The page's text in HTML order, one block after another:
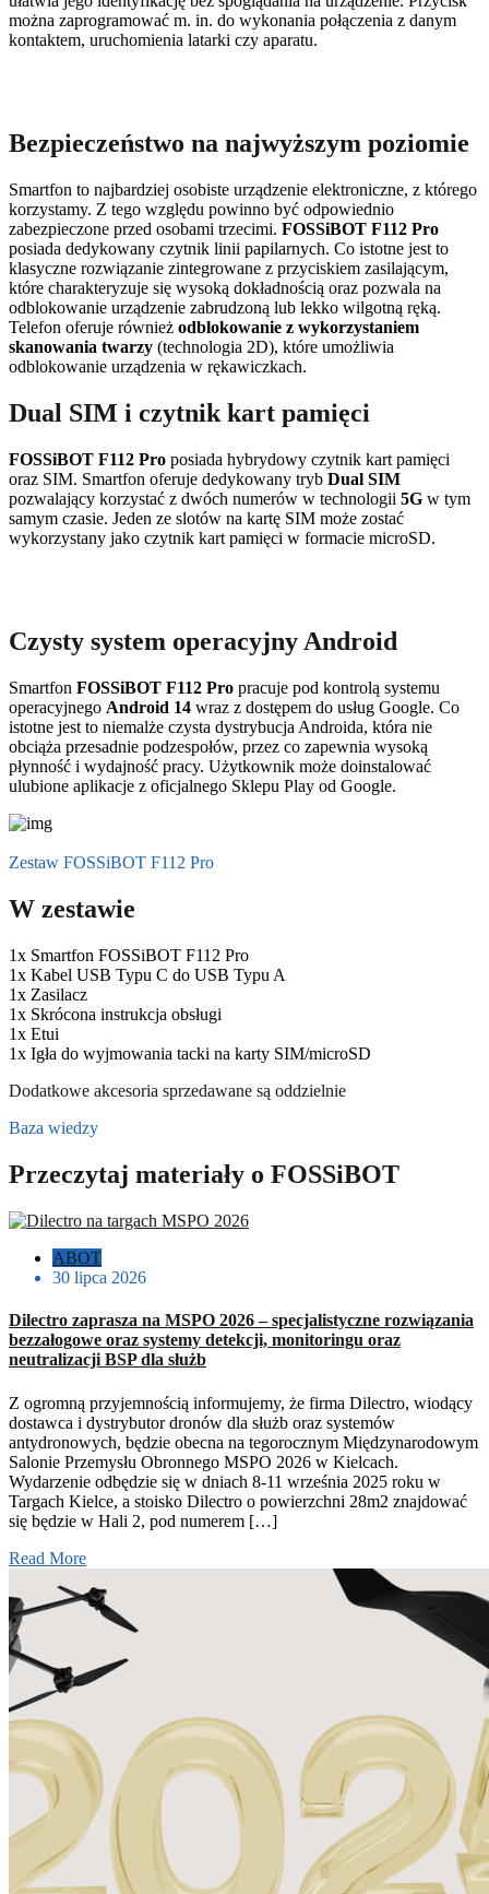
można zaprogramować m. in. do wykonania połączenia z danym
kontaktem, uruchomienia latarki czy aparatu.
Bezpieczeństwo na najwyższym poziomie
Smartfon to najbardziej osobiste urządzenie elektroniczne, z którego
korzystamy. Z tego względu powinno być odpowiednio
zabezpieczone przed osobami trzecimi. FOSSiBOT F112 Pro
posiada dedykowany czytnik linii papilarnych. Co istotne jest to
klasyczne rozwiązanie zintegrowane z przyciskiem zasilającym,
które charakteryzuje się wysoką dokładnością oraz pozwala na
odblokowanie urządzenie zabrudzoną lub lekko wilgotną ręką.
Telefon oferuje również odblokowanie z wykorzystaniem
skanowania twarzy (technologia 2D), które umożliwia
odblokowanie urządzenia w rękawiczkach.
Dual SIM i czytnik kart pamięci
FOSSiBOT F112 Pro posiada hybrydowy czytnik kart pamięci
oraz SIM. Smartfon oferuje dedykowany tryb Dual SIM
pozwalający korzystać z dwóch numerów w technologii 5G w tym
samym czasie. Jeden ze slotów na kartę SIM może zostać
wykorzystany jako czytnik kart pamięci w formacie microSD.
Czysty system operacyjny Android
Smartfon FOSSiBOT F112 Pro pracuje pod kontrolą systemu
operacyjnego Android 14 wraz z dostępem do usług Google. Co
istotne jest to niemalże czysta dystrybucja Androida, która nie
obciąża przesadnie podzespołów, przez co zapewnia wysoką
płynność i wydajność pracy. Użytkownik może doinstalować
ulubione aplikacje z oficjalnego Sklepu Play od Google.
Zestaw FOSSiBOT F112 Pro
W zestawie
1x Smartfon FOSSiBOT F112 Pro
1x Kabel USB Typu C do USB Typu A
1x Zasilacz
1x Skrócona instrukcja obsługi
1x Etui
1x Igła do wyjmowania tacki na karty SIM/microSD
Dodatkowe akcesoria sprzedawane są oddzielnie
Baza wiedzy
Przeczytaj materiały o FOSSiBOT
ABOT
30 lipca 2026
Dilectro zaprasza na MSPO 2026 – specjalistyczne rozwiązania
bezzałogowe oraz systemy detekcji, monitoringu oraz
neutralizacji BSP dla służb
Z ogromną przyjemnością informujemy, że firma Dilectro, wiodący
dostawca i dystrybutor dronów dla służb oraz systemów
antydronowych, będzie obecna na tegorocznym Międzynarodowym
Salonie Przemysłu Obronnego MSPO 2026 w Kielcach.
Wydarzenie odbędzie się w dniach 8-11 września 2025 roku w
Targach Kielce, a stoisko Dilectro o powierzchni 28m2 znajdować
się będzie w Hali 2, pod numerem […]
Read More